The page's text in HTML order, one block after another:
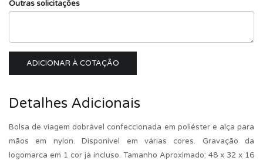
Outras solicitações
ADICIONAR À COTAÇÃO
Detalhes Adicionais
Bolsa de viagem dobrável confeccionada em poliéster e alça para
mãos em nylon. Disponível em várias cores. Gravação da
logomarca em 1 cor já incluso. Tamanho Aproximado: 48 x 32 x 16